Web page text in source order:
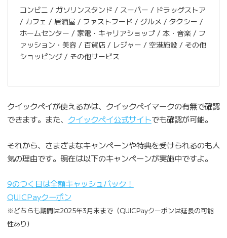
コンビニ / ガソリンスタンド / スーパー / ドラッグストア
/ カフェ / 居酒屋 / ファストフード / グルメ / タクシー /
ホームセンター / 家電・キャリアショップ / 本・音楽 / フ
ァッション・美容 / 百貨店 / レジャー / 空港施設 / その他
ショッピング / その他サービス
クイックペイが使えるかは、クイックペイマークの有無で確認
できます。また、 クイックペイ公式サイトでも確認が可能。
それから、さまざまなキャンペーンや特典を受けられるのも人
気の理由です。現在は以下のキャンペーンが実施中ですよ。
9のつく日は全額キャッシュバック！
QUICPayクーポン
※どちらも期間は2025年3月末まで（QUICPayクーポンは延長の可能
性あり）